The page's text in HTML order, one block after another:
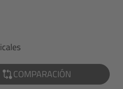
COMPARACIÓN